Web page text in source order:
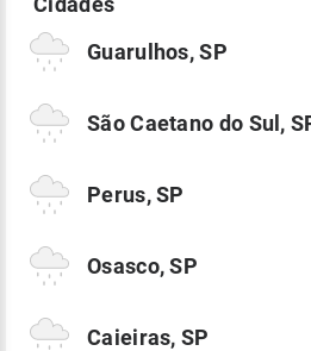
Guarulhos, SP
São Caetano do Sul,
Perus, SP
Osasco, SP
Caieiras, SP